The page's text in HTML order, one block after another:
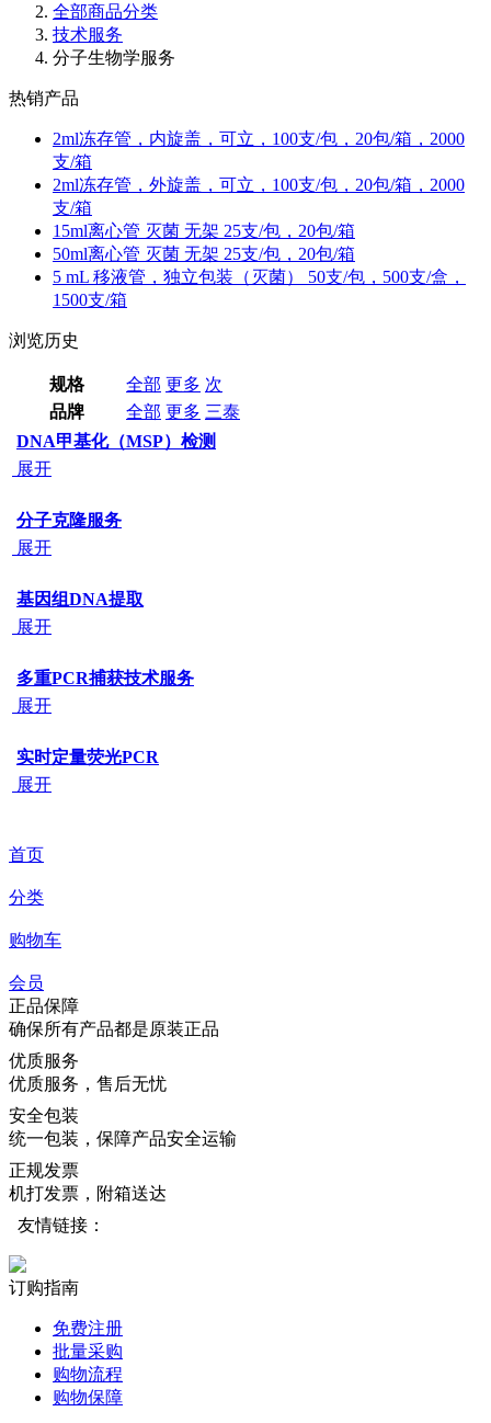
全部商品分类
技术服务
分子生物学服务
热销产品
2ml冻存管，内旋盖，可立，100支/包，20包/箱，2000
支/箱
2ml冻存管，外旋盖，可立，100支/包，20包/箱，2000
支/箱
15ml离心管 灭菌 无架 25支/包，20包/箱
50ml离心管 灭菌 无架 25支/包，20包/箱
5 mL 移液管，独立包装（灭菌） 50支/包，500支/盒，
1500支/箱
浏览历史
规格 全部 更多 次
品牌
全部 更多 三泰
DNA甲基化（MSP）检测
展开
分子克隆服务
展开
基因组DNA提取
展开
多重PCR捕获技术服务
展开
实时定量荧光PCR
展开
首页
分类
购物车
会员
正品保障
确保所有产品都是原装正品
优质服务
优质服务，售后无忧
安全包装
统一包装，保障产品安全运输
正规发票
机打发票，附箱送达
友情链接：
订购指南
免费注册
批量采购
购物流程
购物保障